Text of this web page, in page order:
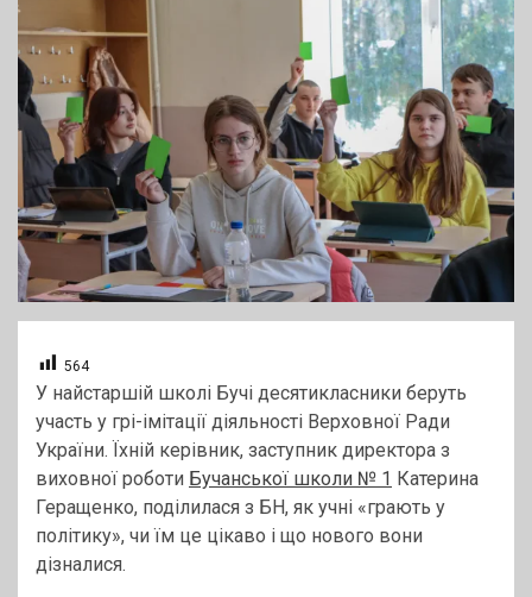
564
У найстаршій школі Бучі десятикласники беруть
участь у грі-імітації діяльності Верховної Ради
України. Їхній керівник, заступник директора з
виховної роботи Бучанської школи № 1 Катерина
Геращенко, поділилася з БН, як учні «грають у
політику», чи їм це цікаво і що нового вони
дізналися.